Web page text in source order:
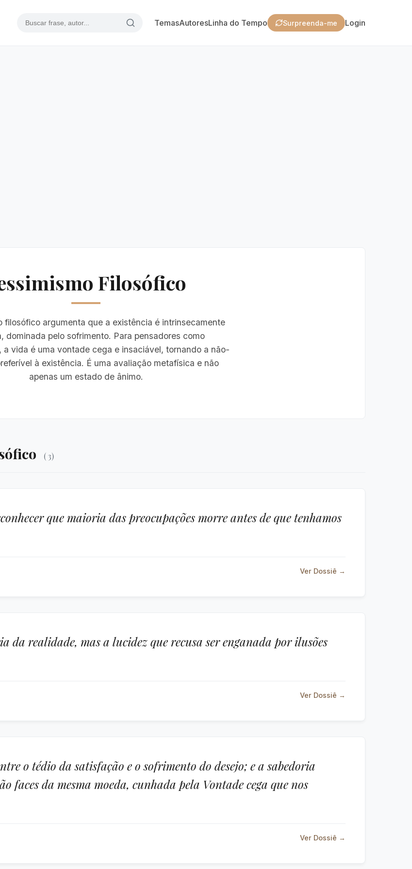
TemasAutoresLinha do Tempo Surpreenda-me Login
Filosófico
filosófico argumenta que a existência é intrinsecamente
dominada pelo sofrimento. Para pensadores como
a vida é uma vontade cega e insaciável, tornando a não-
à existência. É uma avaliação metafísica e não
apenas um estado de ânimo.
( 3)
que maioria das preocupações morre antes de que tenhamos
Ver Dossiê →
da realidade, mas a lucidez que recusa ser enganada por ilusões
Ver Dossiê →
o tédio da satisfação e o sofrimento do desejo; e a sabedoria
faces da mesma moeda, cunhada pela Vontade cega que nos
Ver Dossiê →